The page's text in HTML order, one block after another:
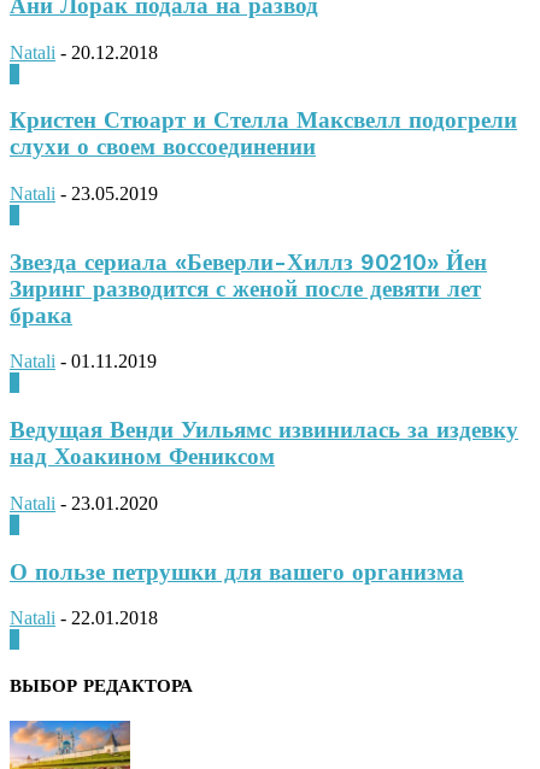
Ани Лорак подала на развод
Natali - 20.12.2018
Кристен Стюарт и Стелла Максвелл подогрели
слухи о своем воссоединении
Natali - 23.05.2019
Звезда сериала «Беверли-Хиллз 90210» Йен
Зиринг разводится с женой после девяти лет
брака
Natali - 01.11.2019
Ведущая Венди Уильямс извинилась за издевку
над Хоакином Фениксом
Natali - 23.01.2020
О пользе петрушки для вашего организма
Natali - 22.01.2018
ВЫБОР РЕДАКТОРА